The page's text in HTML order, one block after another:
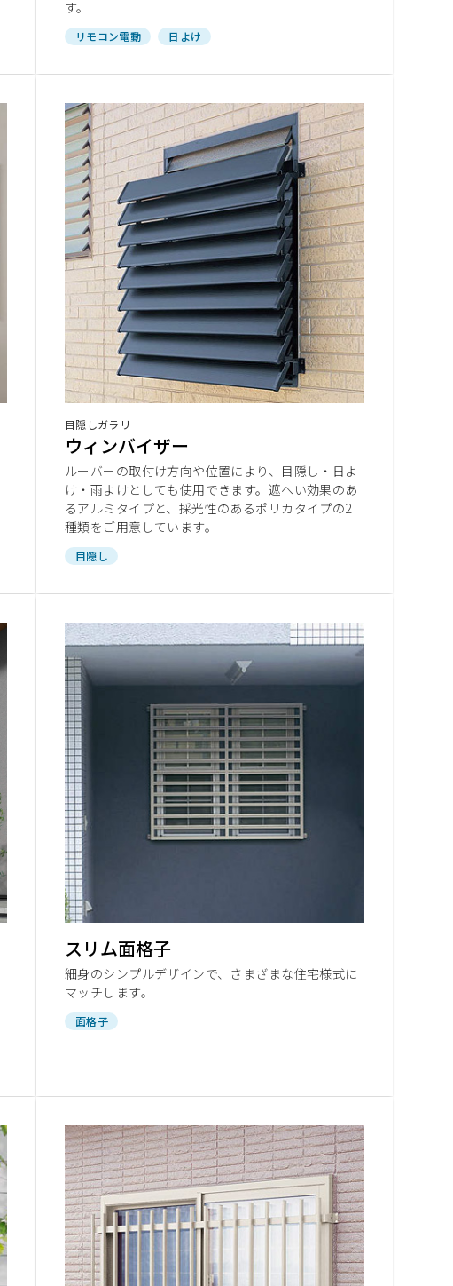
す。
リモコン電動 日よけ
目隠しガラリ
ウィンバイザー
ルーバーの取付け方向や位置により、目隠し・日よ
け・雨よけとしても使用できます。遮へい効果のあ
るアルミタイプと、採光性のあるポリカタイプの2
種類をご用意しています。
目隠し
スリム面格子
細身のシンプルデザインで、さまざまな住宅様式に
マッチします。
面格子